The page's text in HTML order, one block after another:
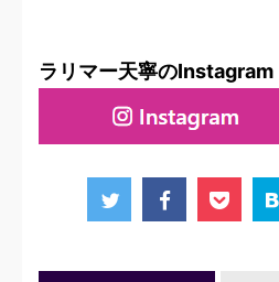
ラリマー天寧のInstagram